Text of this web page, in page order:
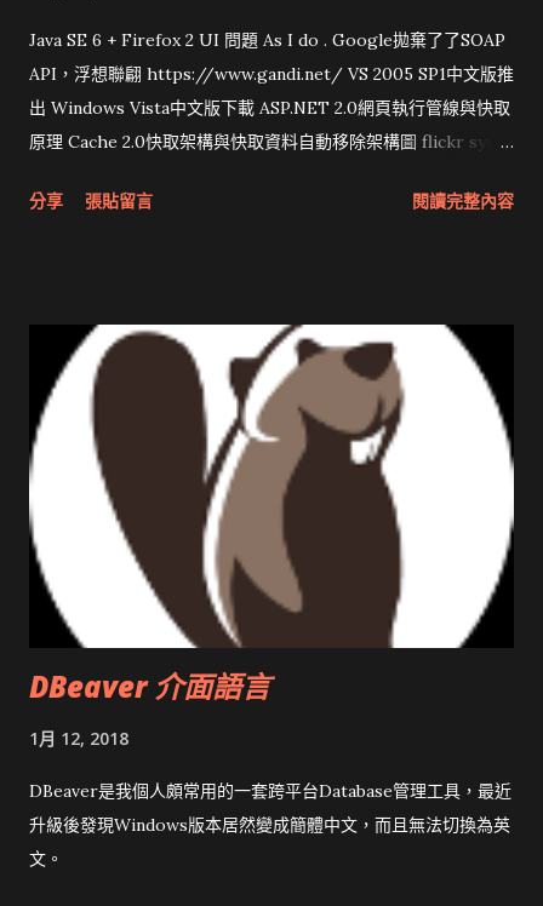
Java SE 6 + Firefox 2 UI 問題 As I do . Google拋棄了了SOAP
API，浮想聯翩 https://www.gandi.net/ VS 2005 SP1中文版推
出 Windows Vista中文版下載 ASP.NET 2.0網頁執行管線與快取
原理 Cache 2.0快取架構與快取資料自動移除架構圖 flickr sync
圖治推動改革 Wait and see 國內某SOC疑遭駭客入侵 大砲開講
分享 張貼留言 閱讀完整內容
DBeaver 介面語言
1月 12, 2018
DBeaver是我個人頗常用的一套跨平台Database管理工具，最近
升級後發現Windows版本居然變成簡體中文，而且無法切換為英
文。